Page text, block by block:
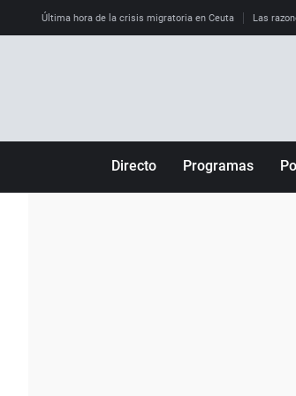
Última hora de la crisis migratoria en Ceuta Las
Directo Programas